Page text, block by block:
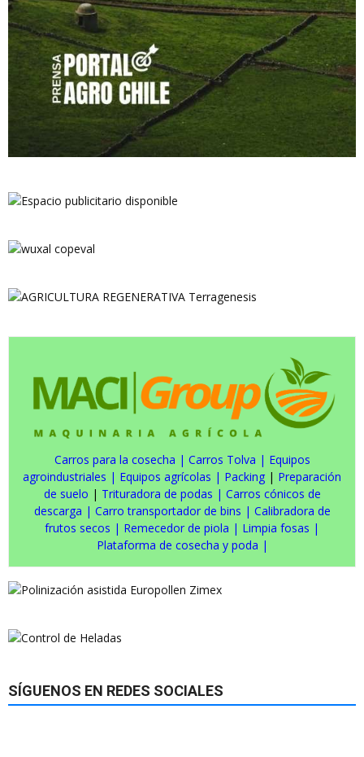
Carros para la cosecha | Carros Tolva | Equipos
agroindustriales | Equipos agrícolas | Packing | Preparación
de suelo | Trituradora de podas | Carros cónicos de
descarga | Carro transportador de bins | Calibradora de
frutos secos | Remecedor de piola | Limpia fosas |
Plataforma de cosecha y poda |
SÍGUENOS EN REDES SOCIALES